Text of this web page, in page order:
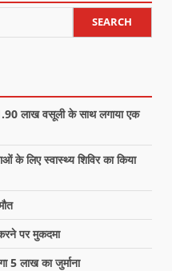
SEARCH
लाख वसूली के साथ लगाया एक
के लिए स्वास्थ्य शिविर का किया
पर मुकदमा
लाख का जुर्माना